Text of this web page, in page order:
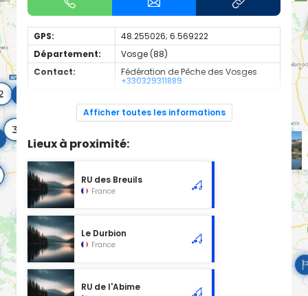
GPS:
48.255026; 6.569222
Département:
Vosge (88)
Contact:
Fédération de Pêche des Vosges
+330329311889
Afficher toutes les informations
Lieux à proximité:
RU des Breuils
France
Le Durbion
France
RU de l'Abime